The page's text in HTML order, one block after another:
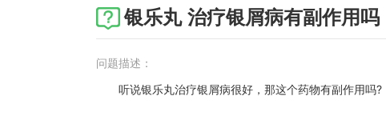
银乐丸 治疗银屑病有副作用吗
问题描述：
听说银乐丸治疗银屑病很好，那这个药物有副作用吗?